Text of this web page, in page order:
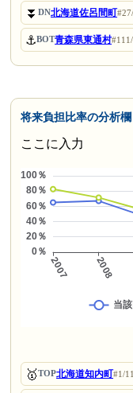
⏬DN北海道佐呂間町
⚓BOT青森県東通村
将来負担比率の分析欄
ここに入力
🥇TOP北海道知内町#1/